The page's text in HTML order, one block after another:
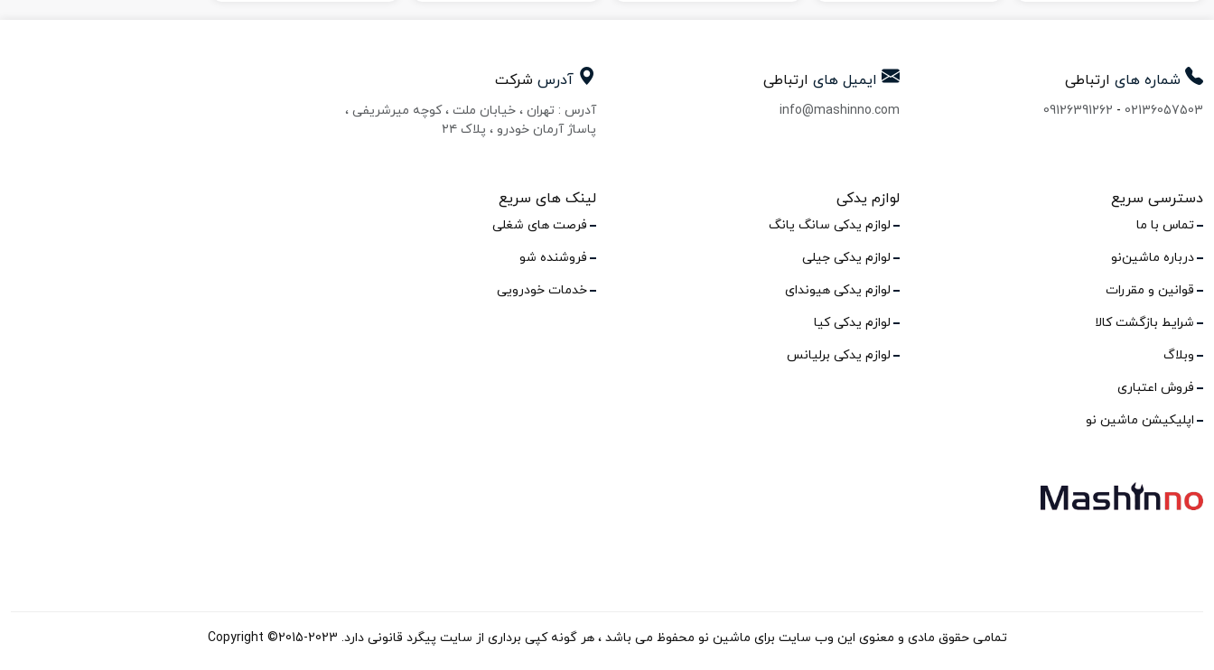
شماره های ارتباطی
02136057503
-
09126391262
ایمیل های ارتباطی
info@mashinno.com
آدرس شرکت
آدرس : تهران ، خیابان ملت ، کوچه میرشریفی ،
پاساژ آرمان خودرو ، پلاک ۲۴
دسترسی سریع
تماس با ما
درباره ماشین‌نو
قوانین و مقررات
شرایط بازگشت کالا
وبلاگ
فروش اعتباری
اپلیکیشن ماشین نو
لوازم یدکی
لوازم یدکی سانگ یانگ
لوازم یدکی جیلی
لوازم یدکی هیوندای
لوازم یدکی کیا
لوازم یدکی برلیانس
لینک های سریع
فرصت های شغلی
فروشنده شو
خدمات خودرویی
تمامی حقوق مادی و معنوی این وب سایت برای ماشین نو محفوظ می باشد ، هر گونه کپی برداری از سایت پیگرد قانونی دارد. Copyright ©2015-2023